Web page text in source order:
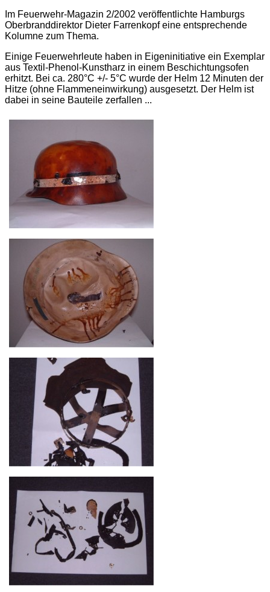
Im Feuerwehr-Magazin 2/2002 veröffentlichte Hamburgs
Oberbranddirektor Dieter Farrenkopf eine entsprechende
Kolumne zum Thema.
Einige Feuerwehrleute haben in Eigeninitiative ein Exemplar
aus Textil-Phenol-Kunstharz in einem Beschichtungsofen
erhitzt. Bei ca. 280°C +/- 5°C wurde der Helm 12 Minuten der
Hitze (ohne Flammeneinwirkung) ausgesetzt. Der Helm ist
dabei in seine Bauteile zerfallen ...